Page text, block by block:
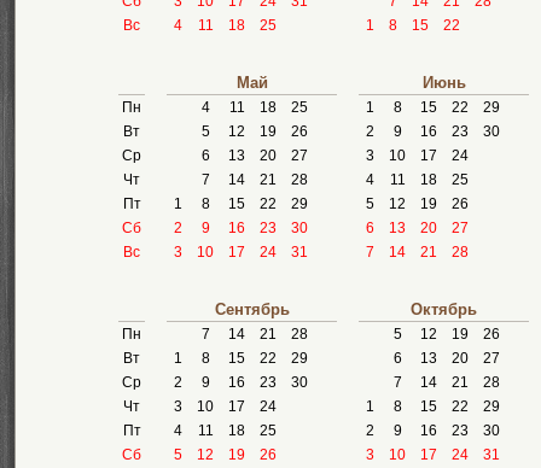
Вс
4
11 18 25
1
8 15 22
Пн
Вт
Ср
Чт
Пт
Сб
Вс
Май
4 11 18
25
5
12 19
26
6
13 20
27
7
14 21
28
1
8 15 22
29
2
9 16 23
30
3
10 17 24 31
Июнь
1 8 15 22
29
2
9 16 23
30
3
10 17
24
4
11 18
25
5
12 19
26
6
13 20
27
7
14 21 28
Пн
Вт
Ср
Чт
Пт
Сб
Сентябрь
7 14 21
28
1
8 15 22
29
2
9 16 23
30
3
10 17
24
4
11 18
25
5
12 19
26
Октябрь
5 12 19
26
6
13 20
27
7
14 21
28
1
8 15 22
29
2
9 16 23
30
3
10 17 24
31